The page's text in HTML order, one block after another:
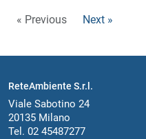
« Previous Next »
ReteAmbiente S.r.l.
Viale Sabotino 24
20135 Milano
Tel. 02 45487277